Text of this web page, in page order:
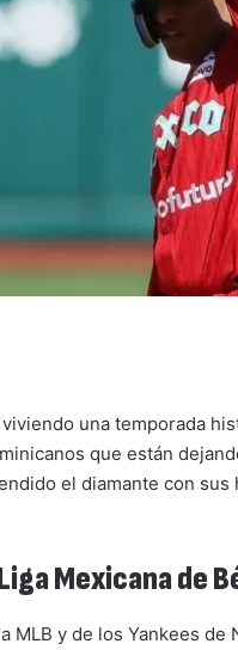
una temporada
que están
el diamante con
Mexicana de
MLB y de los Yankees de